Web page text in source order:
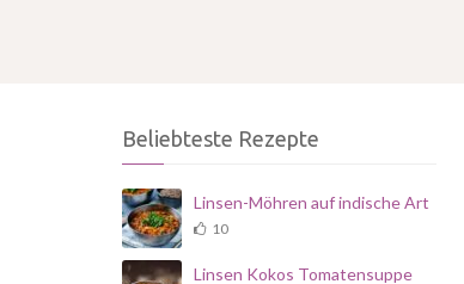
Beliebteste Rezepte
Linsen-Möhren auf indische Art
10
Linsen Kokos Tomatensuppe